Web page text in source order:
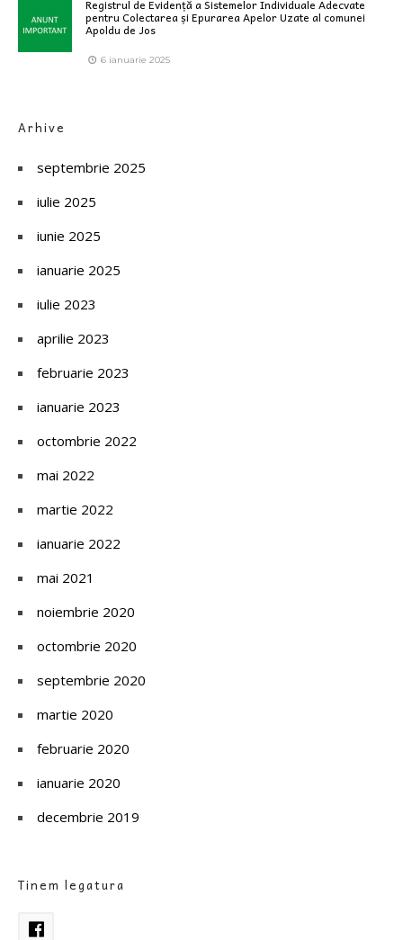
Registrul de Evidență a Sistemelor Individuale Adecvate
pentru Colectarea și Epurarea Apelor Uzate al comunei
Apoldu de Jos
6 ianuarie 2025
Arhive
septembrie 2025
iulie 2025
iunie 2025
ianuarie 2025
iulie 2023
aprilie 2023
februarie 2023
ianuarie 2023
octombrie 2022
mai 2022
martie 2022
ianuarie 2022
mai 2021
noiembrie 2020
octombrie 2020
septembrie 2020
martie 2020
februarie 2020
ianuarie 2020
decembrie 2019
Tinem legatura